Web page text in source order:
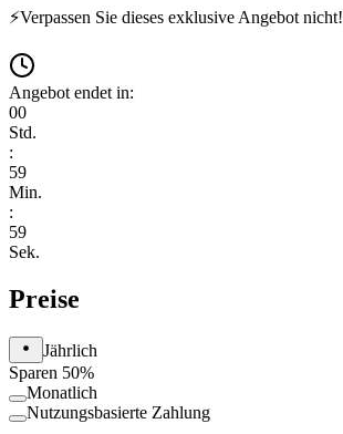
⚡Verpassen Sie dieses exklusive Angebot nicht!
Angebot endet in:
00
Std.
:
59
Min.
:
59
Sek.
Preise
Jährlich
Sparen 50%
Monatlich
Nutzungsbasierte Zahlung